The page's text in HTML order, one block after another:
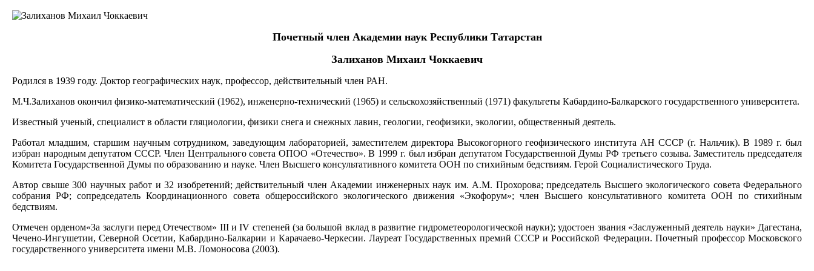
Почетный член Академии наук Республики Татарстан
Залиханов Михаил Чоккаевич
Родился в 1939 году. Доктор географических наук, профессор, действительный член РАН.
М.Ч.Залиханов окончил физико-математический (1962), инженерно-технический (1965) и сельскохозяйственный (1971) факультеты Кабардино-Балкарского государственного университета.
Известный ученый, специалист в области гляциологии, физики снега и снежных лавин, геологии, геофизики, экологии, общественный деятель.
Работал младшим, старшим научным сотрудником, заведующим лабораторией, заместителем директора Высокогорного геофизического института АН СССР (г. Нальчик). В 1989 г. был
избран народным депутатом СССР. Член Центрального совета ОПОО «Отечество». В 1999 г. был избран депутатом Государственной Думы РФ третьего созыва. Заместитель председателя
Комитета Государственной Думы по образованию и науке. Член Высшего консультативного комитета ООН по стихийным бедствиям. Герой Социалистического Труда.
Автор свыше 300 научных работ и 32 изобретений; действительный член Академии инженерных наук им. А.М. Прохорова; председатель Высшего экологического совета Федерального
собрания РФ; сопредседатель Координационного совета общероссийского экологического движения «Экофорум»; член Высшего консультативного комитета ООН по стихийным
бедствиям.
Отмечен орденом«За заслуги перед Отечеством» III и IV степеней (за большой вклад в развитие гидрометеорологической науки); удостоен звания «Заслуженный деятель науки» Дагестана,
Чечено-Ингушетии, Северной Осетии, Кабардино-Балкарии и Карачаево-Черкесии. Лауреат Государственных премий СССР и Российской Федерации. Почетный профессор Московского
государственного университета имени М.В. Ломоносова (2003).